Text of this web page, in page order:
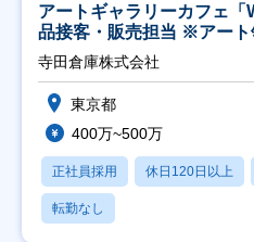
アートギャラリーカフェ
品接客・販売担当 ※アート
寺田倉庫株式会社
東京都
400万~500万
正社員採用 休日120日以上
転勤なし